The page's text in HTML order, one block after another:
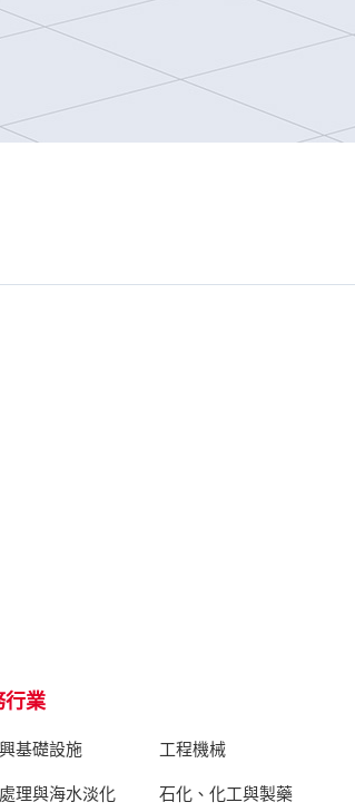
行業
基礎設施 工程機械
理與海水淡化 石化、化工與製藥